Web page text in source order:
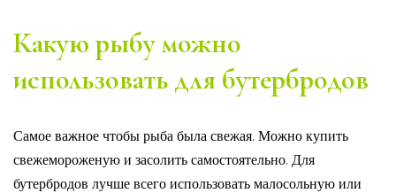
Какую рыбу можно
использовать для бутербродов
Самое важное чтобы рыба была свежая. Можно купить
свежемороженую и засолить самостоятельно. Для
бутербродов лучше всего использовать малосольную или